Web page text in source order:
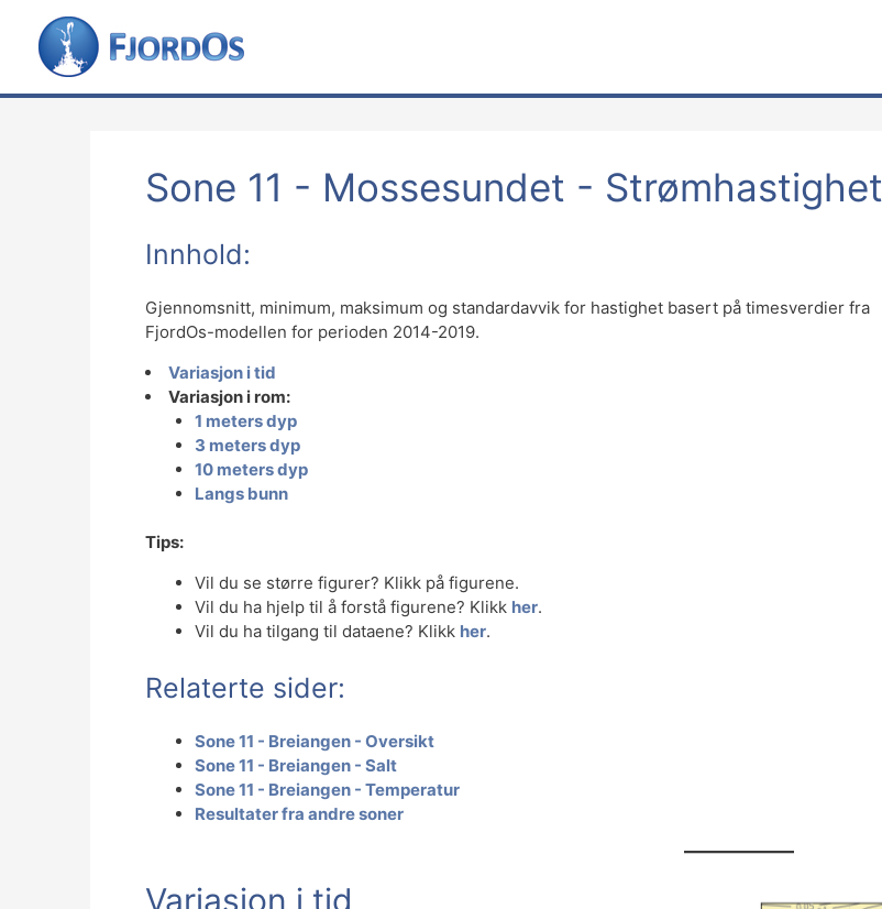
Sone 11 - Mossesundet - Strømhastighet
Innhold:
Gjennomsnitt, minimum, maksimum og standardavvik for hastighet basert på timesverdier fra
FjordOs-modellen for perioden 2014-2019.
Variasjon i tid
Variasjon i rom:
1 meters dyp
3 meters dyp
10 meters dyp
Langs bunn
Tips:
Vil du se større figurer? Klikk på figurene.
Vil du ha hjelp til å forstå figurene? Klikk her.
Vil du ha tilgang til dataene? Klikk her.
Relaterte sider:
Sone 11 - Breiangen - Oversikt
Sone 11 - Breiangen - Salt
Sone 11 - Breiangen - Temperatur
Resultater fra andre soner
Variasjon i tid